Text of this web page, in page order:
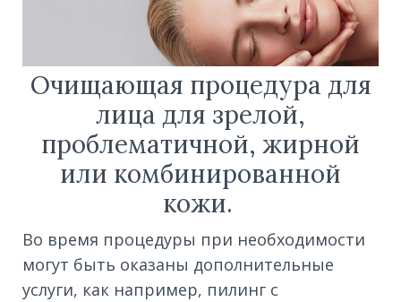
Очищающая процедура для
лица для зрелой,
проблематичной, жирной
или комбинированной
кожи.
Во время процедуры при необходимости
могут быть оказаны дополнительные
услуги, как например, пилинг с